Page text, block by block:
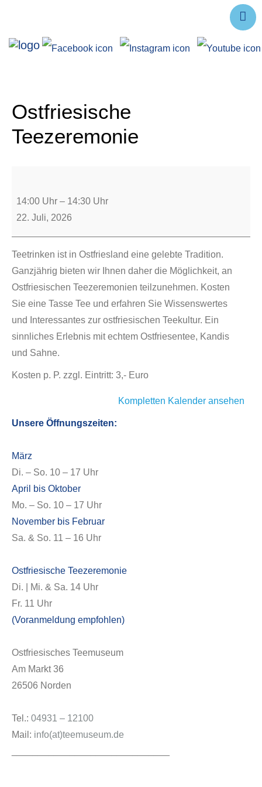
Forschung
Service
Ostfriesische
Teezeremonie
14:00 Uhr – 14:30 Uhr
22. Juli, 2026
Teetrinken ist in Ostfriesland eine gelebte Tradition.
Ganzjährig bieten wir Ihnen daher die Möglichkeit, an
Ostfriesischen Teezeremonien teilzunehmen. Kosten
Sie eine Tasse Tee und erfahren Sie Wissenswertes
und Interessantes zur ostfriesischen Teekultur. Ein
sinnliches Erlebnis mit echtem Ostfriesentee, Kandis
und Sahne.
Kosten p. P. zzgl. Eintritt: 3,- Euro
Kompletten Kalender ansehen
Unsere Öffnungszeiten:
März
Di. – So. 10 – 17 Uhr
April bis Oktober
Mo. – So. 10 – 17 Uhr
November bis Februar
Sa. & So. 11 – 16 Uhr
Ostfriesische Teezeremonie
Di. | Mi. & Sa. 14 Uhr
Fr. 11 Uhr
(Voranmeldung empfohlen)
Ostfriesisches Teemuseum
Am Markt 36
26506 Norden
Tel.: 04931 – 12100
Mail: info(at)teemuseum.de